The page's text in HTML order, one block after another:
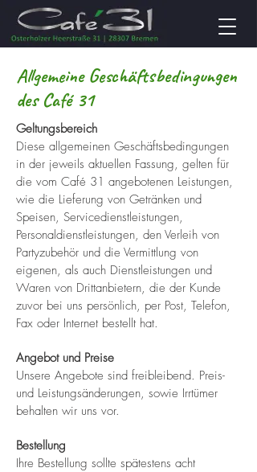
Allgemeine Geschäftsbedingungen
des Café 31
Geltungsbereich
Diese allgemeinen Geschäftsbedingungen
in der jeweils aktuellen Fassung, gelten für
die vom Café 31 angebotenen Leistungen,
wie die Lieferung von Getränken und
Speisen, Servicedienstleistungen,
Personaldienstleistungen, den Verleih von
Partyzubehör und die Vermittlung von
eigenen, als auch Dienstleistungen und
Waren von Drittanbietern, die der Kunde
zuvor bei uns persönlich, per Post, Telefon,
Fax oder Internet bestellt hat.
Angebot und Preise
Unsere Angebote sind freibleibend. Preis-
und Leistungsänderungen, sowie Irrtümer
behalten wir uns vor.
Bestellung
Ihre Bestellung sollte spätestens acht